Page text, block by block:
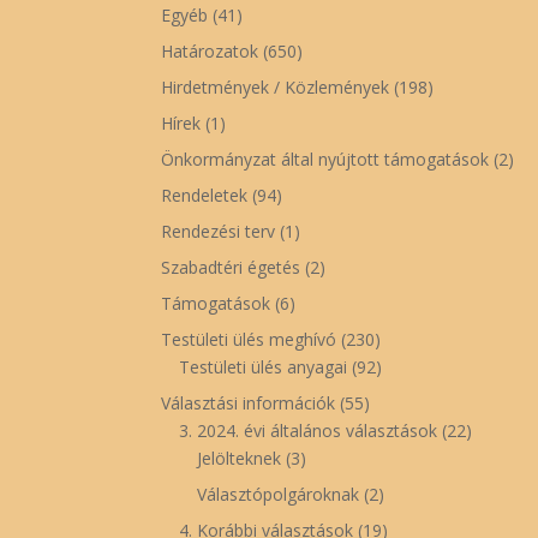
Egyéb (41)
Határozatok (650)
Hirdetmények / Közlemények (198)
Hírek (1)
Önkormányzat által nyújtott támogatások (2)
Rendeletek (94)
Rendezési terv (1)
Szabadtéri égetés (2)
Támogatások (6)
Testületi ülés meghívó (230)
Testületi ülés anyagai (92)
Választási információk (55)
3. 2024. évi általános választások (22)
Jelölteknek (3)
Választópolgároknak (2)
4. Korábbi választások (19)